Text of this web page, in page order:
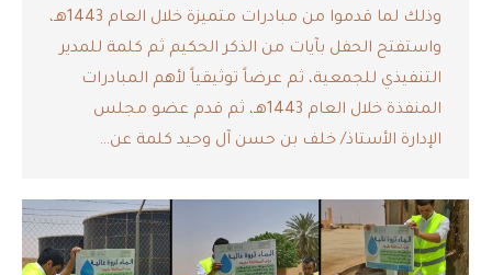
وذلك لما قدموا من مبادرات متميزة خلال العام 1443هـ،
واستفتح الحفل بآيات من الذكر الحكيم ثم كلمة للمدير
التنفيذي للجمعية، ثم عرضاً توثيقياً لأهم المبادرات
المنفذة خلال العام 1443هـ، ثم قدم عضو مجلس
الإدارة الأستاذ/ خلف بن حسن آل وحيد كلمة عن…